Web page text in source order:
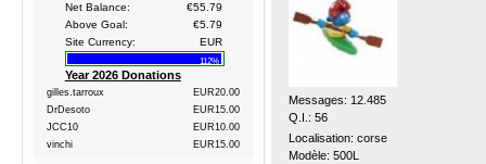
Net Balance:
€55.79
Above Goal:
€5.79
Site Currency:
EUR
112%
Year 2026 Donations
gilles.tarroux
EUR20.00
DrDesoto
EUR15.00
JCC10
EUR10.00
vinchi
EUR15.00
Messages: 12.485
Q.I.: 56
Localisation: corse
Modèle: 500L